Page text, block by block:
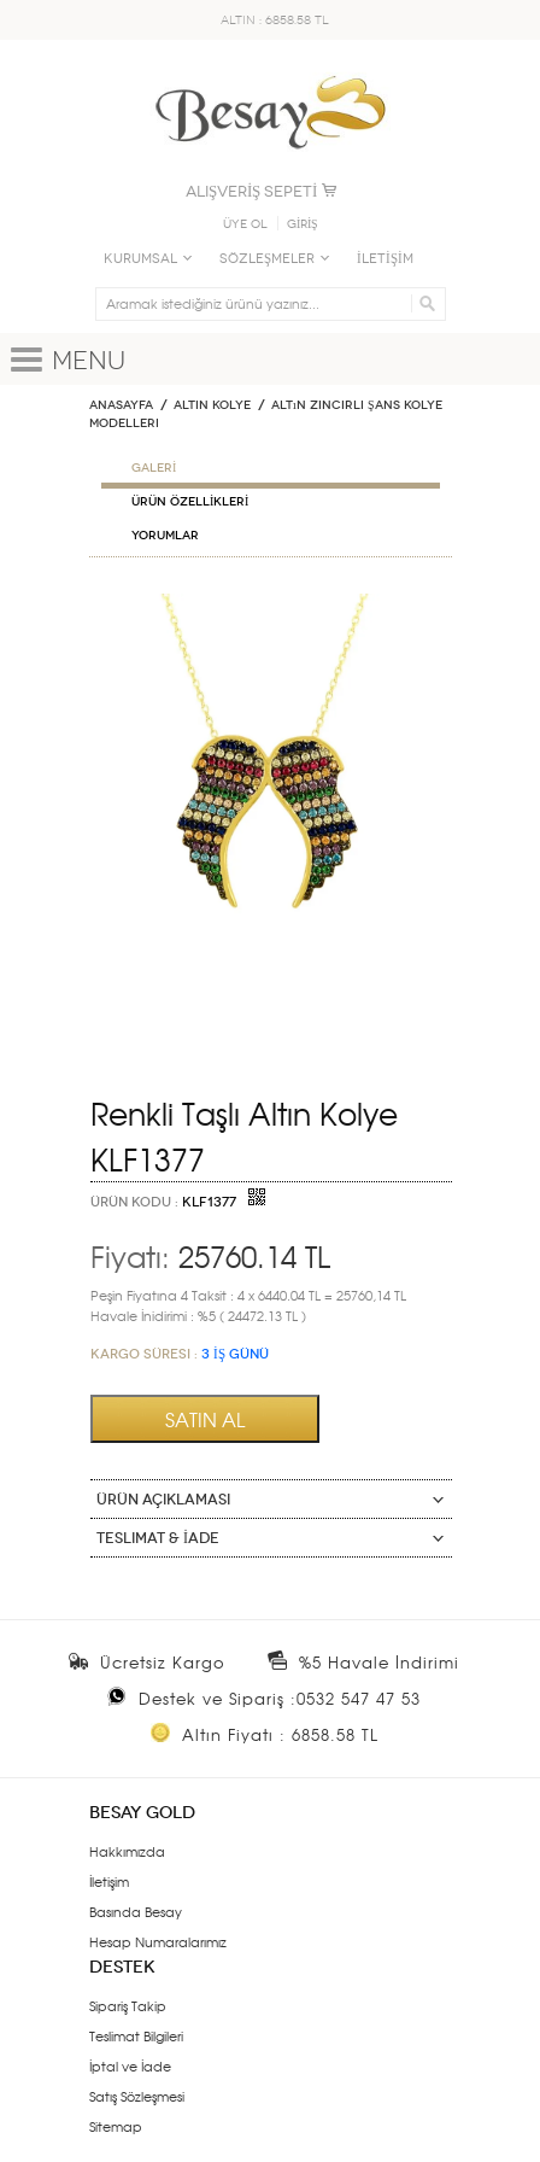
ALTIN : 6858.58 TL
ALIŞVERİŞ SEPETİ
Üye Ol GİRİŞ
KURUMSAL SÖZLEŞMELER İLETİŞİM
Menu
Anasayfa ALTIN KOLYE
Altın Zincirli Şans Kolye
Modelleri
GALERİ
ÜRÜN ÖZELLİKLERİ
Yorumlar
Renkli Taşlı Altın Kolye
KLF1377
ÜRÜN KODU : KLF1377
Fiyatı: 25760.14 TL
Peşin Fiyatına 4 Taksit : 4 x 6440.04 TL = 25760,14 TL
Havale İnidirimi : %5 ( 24472.13 TL )
Kargo Süresi : 3 İŞ GÜNÜ
ÜRÜN AÇIKLAMASI
Teslimat & İade
Ücretsiz Kargo
%5 Havale İndirimi
Destek ve Sipariş :0532 547 47 53
Altın Fiyatı : 6858.58 TL
BESAY GOLD
Hakkımızda
İletişim
Basında Besay
Hesap Numaralarımız
DESTEK
Sipariş Takip
Teslimat Bilgileri
İptal ve İade
Satış Sözleşmesi
Sitemap